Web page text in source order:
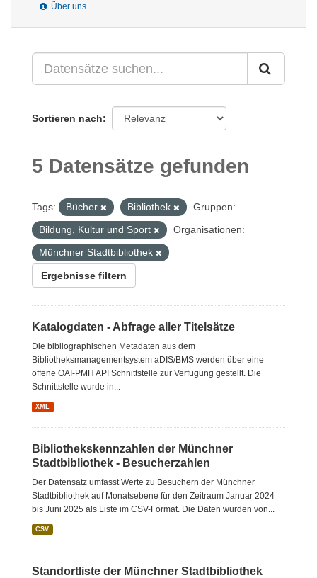
Über uns
Sortieren nach
5 Datensätze gefunden
Tags: Bücher Bibliothek
Gruppen:
Bildung, Kultur und Sport
Organisationen:
Münchner Stadtbibliothek
Ergebnisse filtern
Katalogdaten - Abfrage aller Titelsätze
Die bibliographischen Metadaten aus dem
Bibliotheksmanagementsystem aDIS/BMS werden über eine
offene OAI-PMH API Schnittstelle zur Verfügung gestellt. Die
Schnittstelle wurde in...
XML
Bibliothekskennzahlen der Münchner
Stadtbibliothek - Besucherzahlen
Der Datensatz umfasst Werte zu Besuchern der Münchner
Stadtbibliothek auf Monatsebene für den Zeitraum Januar 2024
bis Juni 2025 als Liste im CSV-Format. Die Daten wurden von...
CSV
Standortliste der Münchner Stadtbibliothek